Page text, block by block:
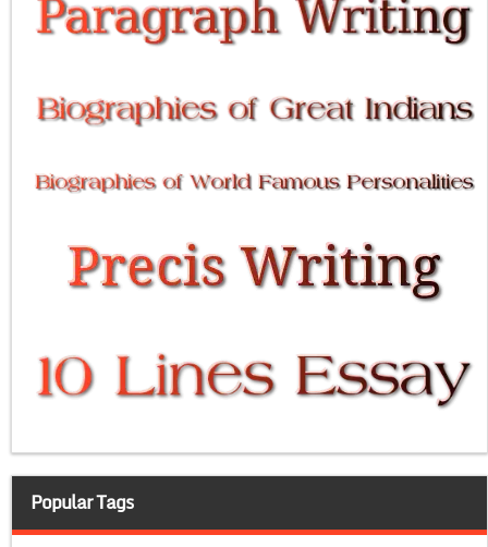
Popular Tags